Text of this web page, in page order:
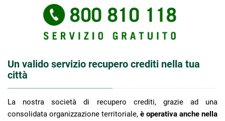
Un valido servizio recupero crediti nella tua
città
La nostra società di recupero crediti, grazie ad una
consolidata organizzazione territoriale, è operativa anche nella